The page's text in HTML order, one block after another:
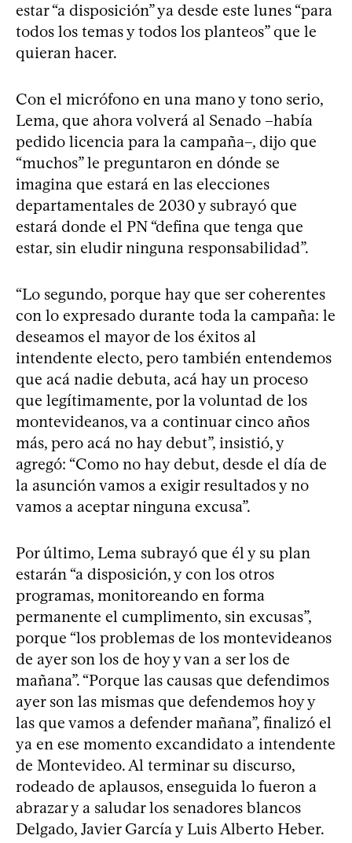
estar “a disposición” ya desde este lunes “para
todos los temas y todos los planteos” que le
quieran hacer.
Con el micrófono en una mano y tono serio,
Lema, que ahora volverá al Senado –había
pedido licencia para la campaña–, dijo que
“muchos” le preguntaron en dónde se
imagina que estará en las elecciones
departamentales de 2030 y subrayó que
estará donde el PN “defina que tenga que
estar, sin eludir ninguna responsabilidad”.
“Lo segundo, porque hay que ser coherentes
con lo expresado durante toda la campaña: le
deseamos el mayor de los éxitos al
intendente electo, pero también entendemos
que acá nadie debuta, acá hay un proceso
que legítimamente, por la voluntad de los
montevideanos, va a continuar cinco años
más, pero acá no hay debut”, insistió, y
agregó: “Como no hay debut, desde el día de
la asunción vamos a exigir resultados y no
vamos a aceptar ninguna excusa”.
Por último, Lema subrayó que él y su plan
estarán “a disposición, y con los otros
programas, monitoreando en forma
permanente el cumplimento, sin excusas”,
porque “los problemas de los montevideanos
de ayer son los de hoy y van a ser los de
mañana”. “Porque las causas que defendimos
ayer son las mismas que defendemos hoy y
las que vamos a defender mañana”, finalizó el
ya en ese momento excandidato a intendente
de Montevideo. Al terminar su discurso,
rodeado de aplausos, enseguida lo fueron a
abrazar y a saludar los senadores blancos
Delgado, Javier García y Luis Alberto Heber.